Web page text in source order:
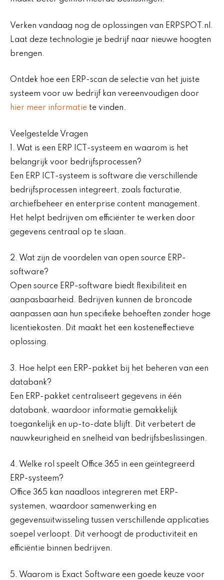
Verken vandaag nog de oplossingen van ERPSPOT.nl.
Laat deze technologie je bedrijf naar nieuwe hoogten
brengen.
Ontdek hoe een ERP-scan de selectie van het juiste
systeem voor uw bedrijf kan vereenvoudigen door
hier meer informatie te vinden.
Veelgestelde Vragen
1. Wat is een ERP ICT-systeem en waarom is het
belangrijk voor bedrijfsprocessen?
Een ERP ICT-systeem is software die verschillende
bedrijfsprocessen integreert, zoals facturatie,
archiefbeheer en enterprise content management.
Het helpt bedrijven om efficiënter te werken door
gegevens centraal op te slaan.
2. Wat zijn de voordelen van open source ERP-
software?
Open source ERP-software biedt flexibiliteit en
aanpasbaarheid. Bedrijven kunnen de broncode
aanpassen aan hun specifieke behoeften zonder hoge
licentiekosten. Dit maakt het een kosteneffectieve
oplossing.
3. Hoe helpt een ERP-pakket bij het beheren van een
databank?
Een ERP-pakket centraliseert gegevens in één
databank, waardoor informatie gemakkelijk
toegankelijk en up-to-date blijft. Dit verbetert de
nauwkeurigheid en snelheid van bedrijfsbeslissingen.
4. Welke rol speelt Office 365 in een geïntegreerd
ERP-systeem?
Office 365 kan naadloos integreren met ERP-
systemen, waardoor samenwerking en
gegevensuitwisseling tussen verschillende applicaties
soepel verloopt. Dit verhoogt de productiviteit en
efficiëntie binnen bedrijven.
5. Waarom is Exact Software een goede keuze voor